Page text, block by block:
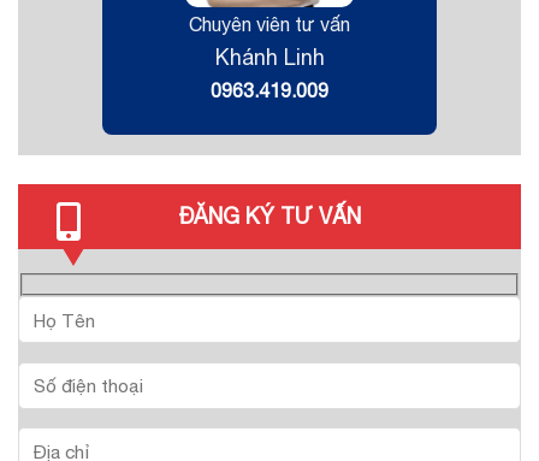
Chuyên viên tư vấn
Khánh Linh
0963.419.009
ĐĂNG KÝ TƯ VẤN